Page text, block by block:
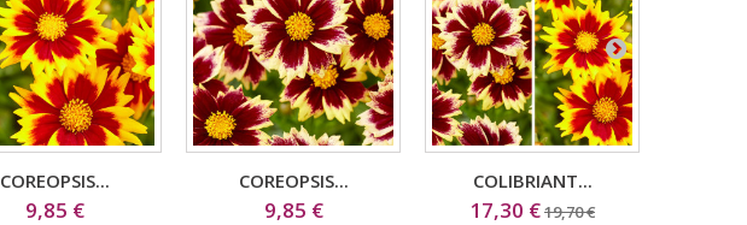
COREOPSIS...
9,85 €
COREOPSIS...
9,85 €
COLIBRIANT...
17,30 €19,70 €